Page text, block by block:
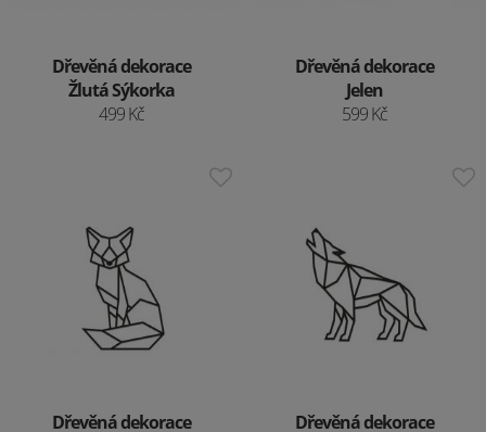
Dřevěná dekorace
Žlutá Sýkorka
499 Kč
Dřevěná dekorace
Jelen
599 Kč
Dřevěná dekorace Dřevěná dekorace